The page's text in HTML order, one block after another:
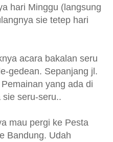
hari Minggu (langsung
sie tetep hari
acara bakalan seru
gedean. Sepanjang jl.
yang ada di
seru-seru..
mau pergi ke Pesta
Bandung. Udah